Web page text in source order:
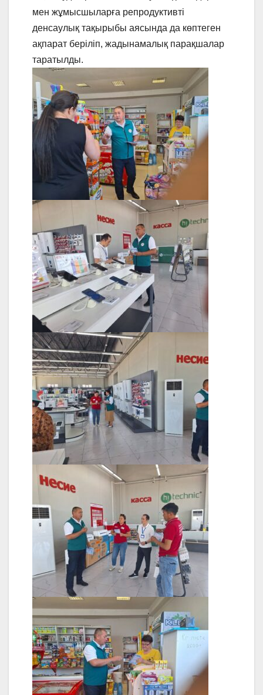
мен жұмысшыларға репродуктивті
денсаулық тақырыбы аясында да көптеген
ақпарат беріліп, жадынамалық парақшалар
таратылды.